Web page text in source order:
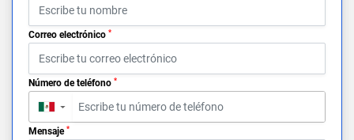
Correo electrónico *
Número de teléfono *
▼
Mensaje *